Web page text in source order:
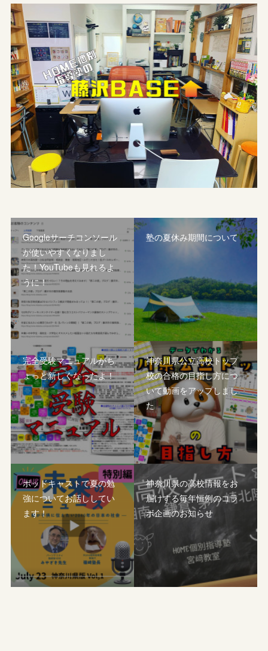
Googleサーチコンソール
が使いやすくなりまし
た！YouTubeも見れるよ
うに！
塾の夏休み期間について
完全受験マニュアルがち
ょっと新しくなったよ！
神奈川県公立高校トップ
校の合格の目指し方につ
いて動画をアップしまし
た
ポッドキャストで夏の勉
強についてお話ししてい
ます！
神奈川県の高校情報をお
届けする毎年恒例のコラ
ボ企画のお知らせ